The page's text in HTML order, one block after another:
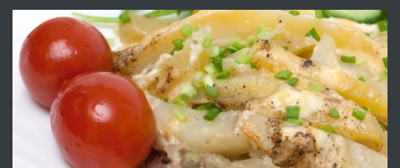
преди 1 година
ПРЕДЛАГА
Първи поход "По стъпките на Ангел
Войвода"